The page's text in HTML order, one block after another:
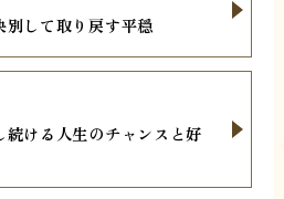
別して取り戻す平穏
ける人生のチャンスと好